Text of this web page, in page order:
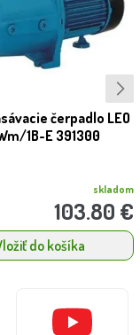
čerpadlo LEO
1B-E 391300
skladom
103.80 €
do košíka